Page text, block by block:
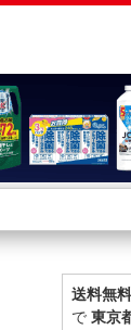
送料無料
で 東京